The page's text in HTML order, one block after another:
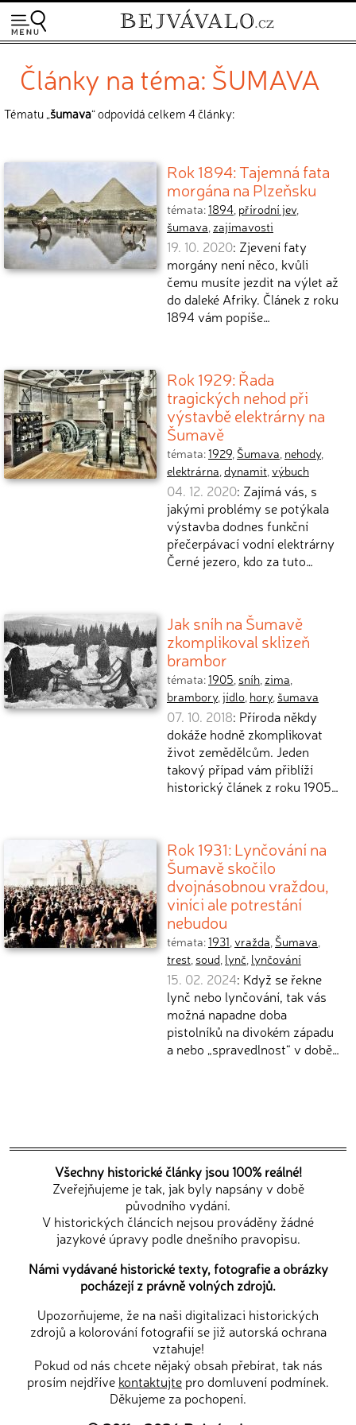
Články na téma: ŠUMAVA
Tématu „šumava“ odpovídá celkem 4 články:
Rok 1894: Tajemná fata
morgána na Plzeňsku
témata:1894, přírodní jev,
šumava, zajímavosti
19. 10. 2020: Zjevení faty
morgány není něco, kvůli
čemu musíte jezdit na výlet až
do daleké Afriky. Článek z roku
1894 vám popíše…
Rok 1929: Řada
tragických nehod při
výstavbě elektrárny na
Šumavě
témata:1929, Šumava, nehody,
elektrárna,dynamit,výbuch
04. 12. 2020: Zajímá vás, s
jakými problémy se potýkala
výstavba dodnes funkční
přečerpávací vodní elektrárny
Černé jezero, kdo za tuto…
Jak sníh na Šumavě
zkomplikoval sklizeň
brambor
témata:1905, sníh, zima,
brambory,jídlo, hory, šumava
07. 10. 2018: Příroda někdy
dokáže hodně zkomplikovat
život zemědělcům. Jeden
takový případ vám přiblíží
historický článek z roku 1905…
Rok 1931: Lynčování na
Šumavě skočilo
dvojnásobnou vraždou,
viníci ale potrestání
nebudou
témata:1931,vražda, Šumava,
trest, soud, lynč, lynčování
15. 02. 2024: Když se řekne
lynč nebo lynčování, tak vás
možná napadne doba
pistolníků na divokém západu
a nebo „spravedlnost“ v době…
Všechny historické články jsou 100% reálné!
Zveřejňujeme je tak, jak byly napsány v době
původního vydání.
V historických článcích nejsou prováděny žádné
jazykové úpravy podle dnešního pravopisu.
Námi vydávané historické texty, fotografie a obrázky
pocházejí z právně volných zdrojů.
Upozorňujeme, že na naši digitalizaci historických
zdrojů a kolorování fotografií se již autorská ochrana
vztahuje!
Pokud od nás chcete nějaký obsah přebírat, tak nás
prosím nejdříve kontaktujte pro domluvení podmínek.
Děkujeme za pochopení.